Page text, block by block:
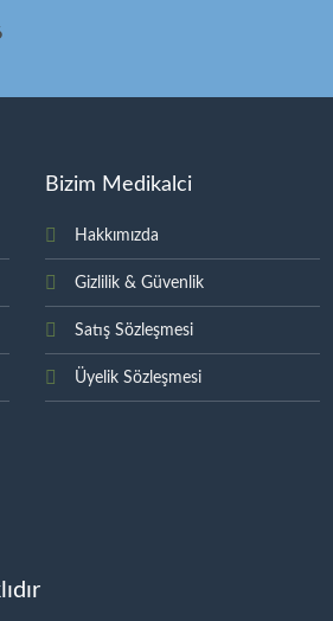
Bizim Medikalci
Hakkımızda
Gizlilik & Güvenlik
Satış Sözleşmesi
Üyelik Sözleşmesi